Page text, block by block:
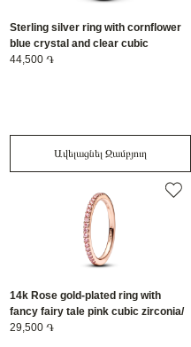
Sterling silver ring with cornflower
blue crystal and clear cubic
zirconia/ 193550C01-56
44,500 ֏
Ավելացնել Զամբյուղ
14k Rose gold-plated ring with
fancy fairy tale pink cubic zirconia/
182999C01-54
29,500 ֏